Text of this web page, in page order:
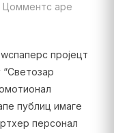
Цомментс аре
пројецт
публиц имаге
персонал